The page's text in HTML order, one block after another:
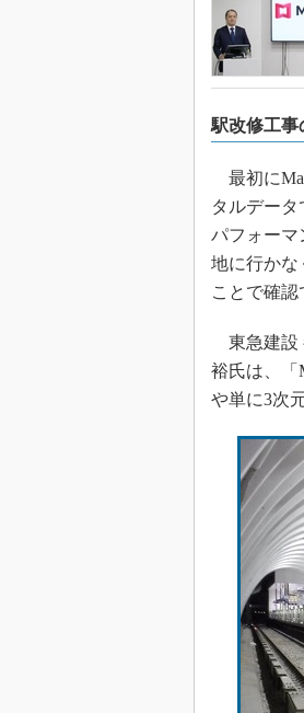
駅改修工事
最初に
タルデー
パフォーマ
地に行かな
ことで確認
東急建設
裕氏は、「
や単に3次